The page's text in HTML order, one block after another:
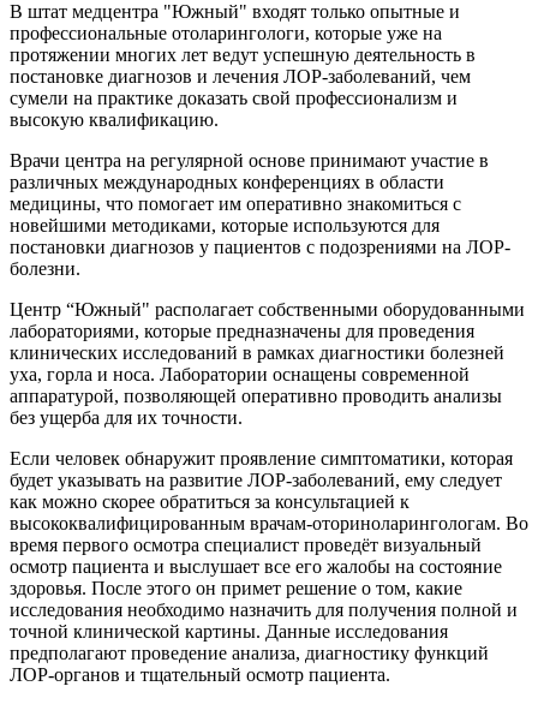
В штат медцентра "Южный" входят только опытные и
профессиональные отоларингологи, которые уже на
протяжении многих лет ведут успешную деятельность в
постановке диагнозов и лечения ЛОР-заболеваний, чем
сумели на практике доказать свой профессионализм и
высокую квалификацию.
Врачи центра на регулярной основе принимают участие в
различных международных конференциях в области
медицины, что помогает им оперативно знакомиться с
новейшими методиками, которые используются для
постановки диагнозов у пациентов с подозрениями на ЛОР-
болезни.
Центр “Южный" располагает собственными оборудованными
лабораториями, которые предназначены для проведения
клинических исследований в рамках диагностики болезней
уха, горла и носа. Лаборатории оснащены современной
аппаратурой, позволяющей оперативно проводить анализы
без ущерба для их точности.
Если человек обнаружит проявление симптоматики, которая
будет указывать на развитие ЛОР-заболеваний, ему следует
как можно скорее обратиться за консультацией к
высококвалифицированным врачам-оториноларингологам. Во
время первого осмотра специалист проведёт визуальный
осмотр пациента и выслушает все его жалобы на состояние
здоровья. После этого он примет решение о том, какие
исследования необходимо назначить для получения полной и
точной клинической картины. Данные исследования
предполагают проведение анализа, диагностику функций
ЛОР-органов и тщательный осмотр пациента.